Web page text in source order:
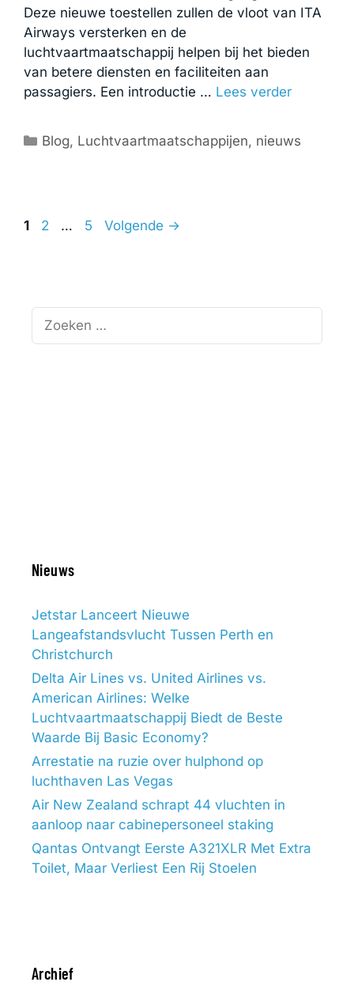
Deze nieuwe toestellen zullen de vloot van ITA
Airways versterken en de
luchtvaartmaatschappij helpen bij het bieden
van betere diensten en faciliteiten aan
passagiers. Een introductie … Lees verder
Categorieën
Blog, Luchtvaartmaatschappijen, nieuws
Pagina
1 Pagina
2 … Pagina
5 Volgende →
naar:
Nieuws
Jetstar Lanceert Nieuwe
Langeafstandsvlucht Tussen Perth en
Christchurch
Delta Air Lines vs. United Airlines vs.
American Airlines: Welke
Luchtvaartmaatschappij Biedt de Beste
Waarde Bij Basic Economy?
Arrestatie na ruzie over hulphond op
luchthaven Las Vegas
Air New Zealand schrapt 44 vluchten in
aanloop naar cabinepersoneel staking
Qantas Ontvangt Eerste A321XLR Met Extra
Toilet, Maar Verliest Een Rij Stoelen
Archief